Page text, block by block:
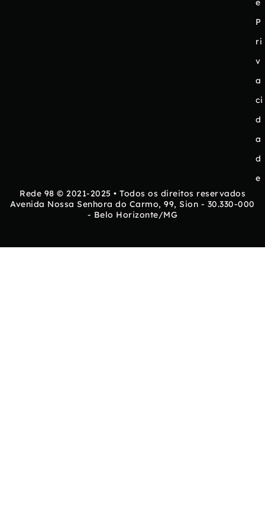
e
P
ri
v
a
ci
d
a
d
e
Rede 98 © 2021-2025 • Todos os direitos reservados
Avenida Nossa Senhora do Carmo, 99, Sion - 30.330-000
- Belo Horizonte/MG